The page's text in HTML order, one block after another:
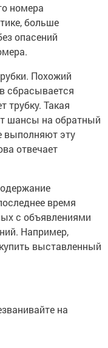
номера
больше
опасений
Похожий
сбрасывается
трубку. Такая
шансы на обратный
выполняют эту
отвечает
время
с объявлениями
Например,
выставленный
на